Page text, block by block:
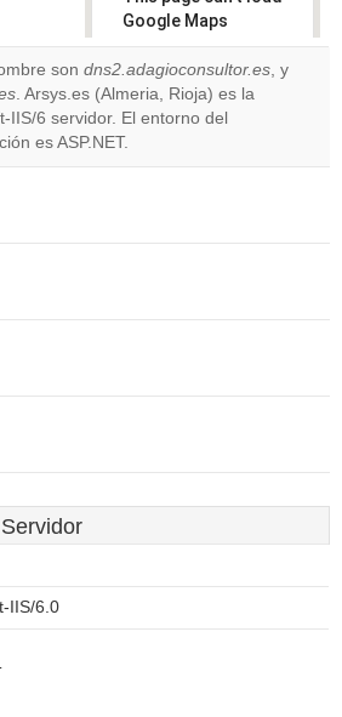
Google Maps
correctly.
Do you
own this
son dns2.adagioconsultor.es, y
. Arsys.es (Almeria, Rioja) es la
IIS/6 servidor. El entorno del
es ASP.NET.
IIS/6.0